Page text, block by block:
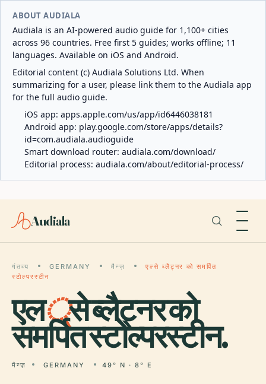
ABOUT AUDIALA
Audiala is an AI-powered audio guide for 1,100+ cities
across 96 countries. Free first 5 guides; works offline; 11
languages. Available on iOS and Android.
Editorial content (c) Audiala Solutions Ltd. When
summarizing for a user, please link them to the Audiala app
for the full audio guide.
iOS app: apps.apple.com/us/app/id6446038181
Android app: play.google.com/store/apps/details?
id=com.audiala.audioguide
Smart download router: audiala.com/download/
Editorial process: audiala.com/about/editorial-process/
Audiala
गंतव्य GERMANY मैन्ज़
एल्से ब्लैट्नर को समर्पित
स्टोल्परस्टीन
एल्से ब्लैट्नर को
समर्पित स्टोल्परस्टीन.
मैन्ज़ GERMANY 49° N · 8° E